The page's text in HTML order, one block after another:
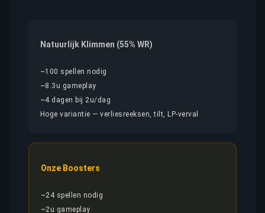
Natuurlijk Klimmen (55% WR)
~100 spellen nodig
~8.3u gameplay
~4 dagen bij 2u/dag
Hoge variantie — verliesreeksen, tilt, LP-verval
Onze Boosters
~24 spellen nodig
~2u gameplay